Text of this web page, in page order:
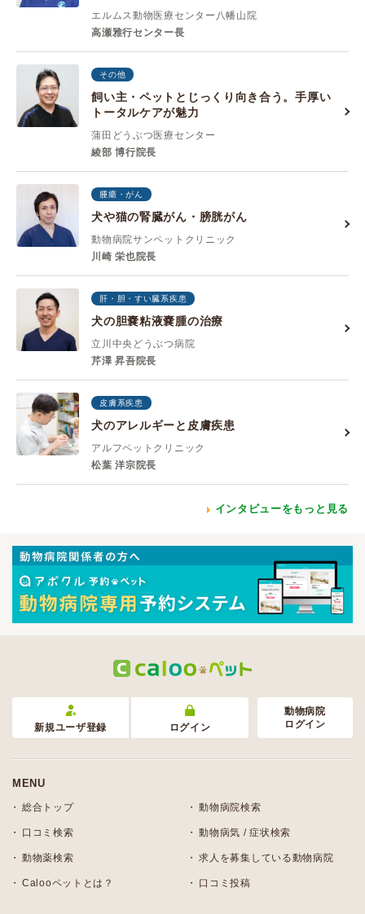
エルムス動物医療センター八幡山院
高瀬雅行センター長
その他
飼い主・ペットとじっくり向き合う。手厚い
トータルケアが魅力
蒲田どうぶつ医療センター
綾部 博行院長
腫瘍・がん
犬や猫の腎臓がん・膀胱がん
動物病院サンペットクリニック
川崎 栄也院長
肝・胆・すい臓系疾患
犬の胆嚢粘液嚢腫の治療
立川中央どうぶつ病院
芹澤 昇吾院長
皮膚系疾患
犬のアレルギーと皮膚疾患
アルフペットクリニック
松葉 洋宗院長
インタビューをもっと見る
新規ユーザ登録 ログイン
動物病院
ログイン
MENU
総合トップ 動物病院検索
口コミ検索 動物病気 / 症状検索
動物薬検索 求人を募集している動物病院
Calooペットとは？ 口コミ投稿